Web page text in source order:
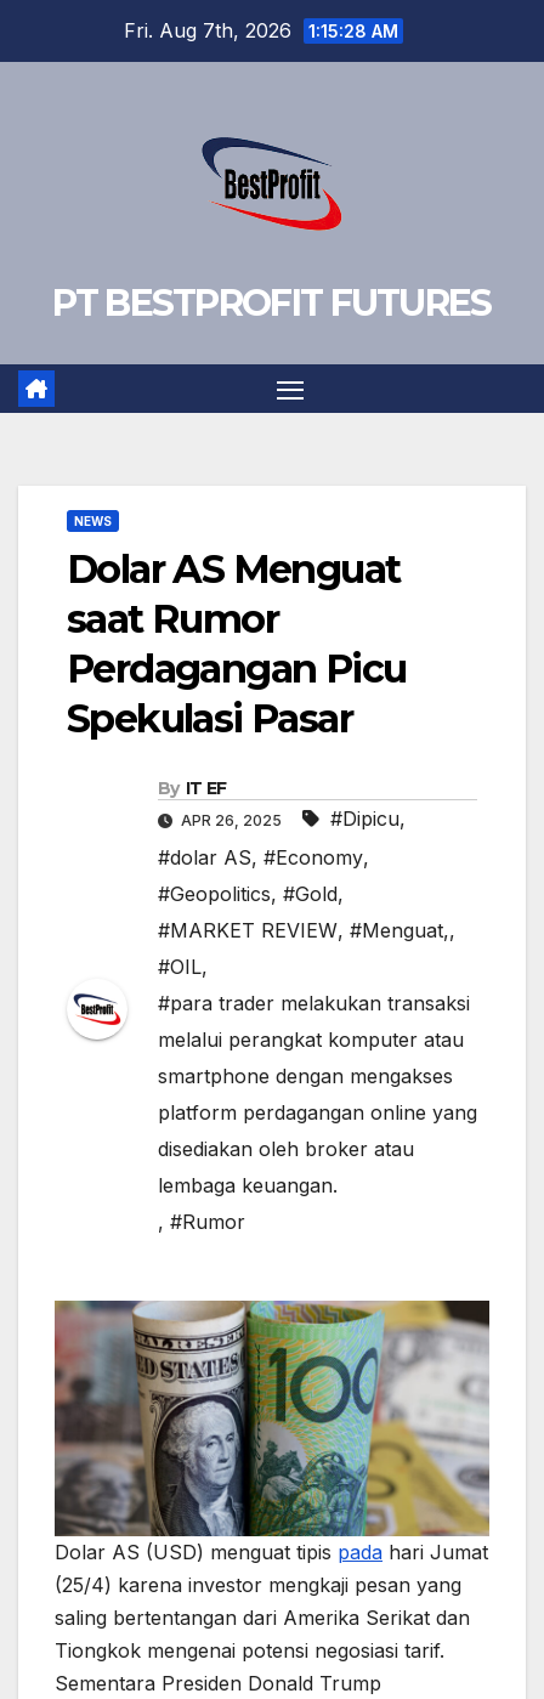
Fri. Aug 7th, 2026 1:15:29 AM
PT BESTPROFIT FUTURES
NEWS
Dolar AS Menguat
saat Rumor
Perdagangan Picu
Spekulasi Pasar
By IT EF
APR 26, 2025 #Dipicu,
#dolar AS, #Economy,
#Geopolitics, #Gold,
#MARKET REVIEW, #Menguat,,
#OIL,
#para trader melakukan transaksi
melalui perangkat komputer atau
smartphone dengan mengakses
platform perdagangan online yang
disediakan oleh broker atau
lembaga keuangan.
, #Rumor
Dolar AS (USD) menguat tipis pada hari Jumat
(25/4) karena investor mengkaji pesan yang
saling bertentangan dari Amerika Serikat dan
Tiongkok mengenai potensi negosiasi tarif.
Sementara Presiden Donald Trump